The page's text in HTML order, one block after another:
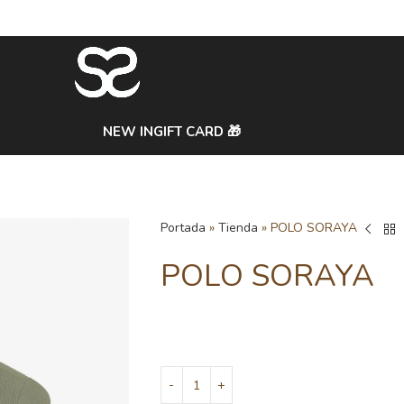
NEW INGIFT CARD 🎁
Portada » Tienda » POLO SORAYA
POLO SORAYA